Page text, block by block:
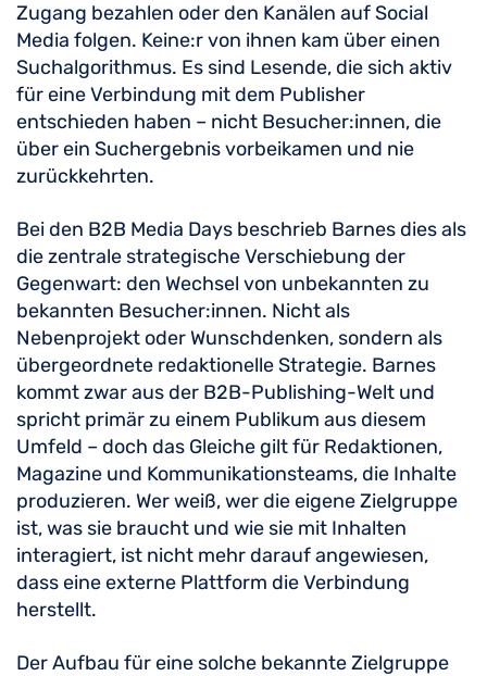
Zugang bezahlen oder den Kanälen auf Social
Media folgen. Keine:r von ihnen kam über einen
Suchalgorithmus. Es sind Lesende, die sich aktiv
für eine Verbindung mit dem Publisher
entschieden haben – nicht Besucher:innen, die
über ein Suchergebnis vorbeikamen und nie
zurückkehrten.
Bei den B2B Media Days beschrieb Barnes dies als
die zentrale strategische Verschiebung der
Gegenwart: den Wechsel von unbekannten zu
bekannten Besucher:innen. Nicht als
Nebenprojekt oder Wunschdenken, sondern als
übergeordnete redaktionelle Strategie. Barnes
kommt zwar aus der B2B-Publishing-Welt und
spricht primär zu einem Publikum aus diesem
Umfeld – doch das Gleiche gilt für Redaktionen,
Magazine und Kommunikationsteams, die Inhalte
produzieren. Wer weiß, wer die eigene Zielgruppe
ist, was sie braucht und wie sie mit Inhalten
interagiert, ist nicht mehr darauf angewiesen,
dass eine externe Plattform die Verbindung
herstellt.
Der Aufbau für eine solche bekannte Zielgruppe